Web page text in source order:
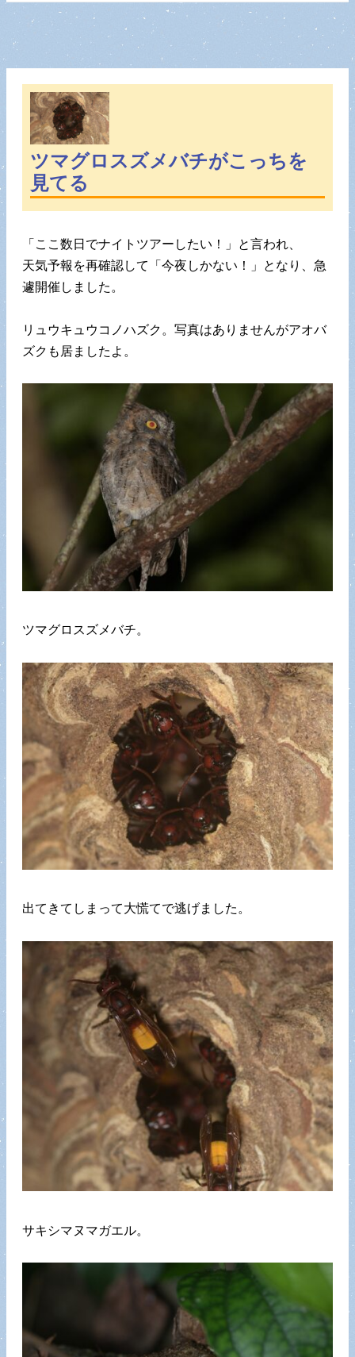
ツマグロスズメバチがこっちを
見てる
「ここ数日でナイトツアーしたい！」と言われ、
天気予報を再確認して「今夜しかない！」となり、急
遽開催しました。
リュウキュウコノハズク。写真はありませんがアオバ
ズクも居ましたよ。
ツマグロスズメバチ。
出てきてしまって大慌てで逃げました。
サキシマヌマガエル。